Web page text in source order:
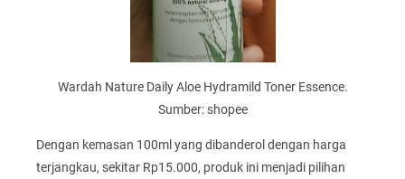
Wardah Nature Daily Aloe Hydramild Toner Essence.
Sumber: shopee
Dengan kemasan 100ml yang dibanderol dengan harga
terjangkau, sekitar Rp15.000, produk ini menjadi pilihan